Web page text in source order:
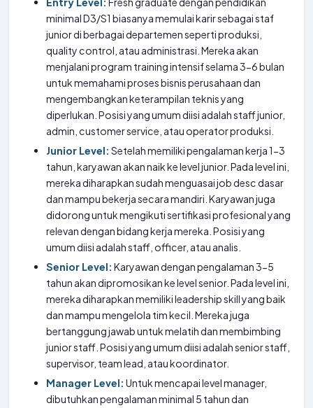
minimal D3/S1 biasanya memulai karir sebagai staf
junior di berbagai departemen seperti produksi,
quality control, atau administrasi. Mereka akan
menjalani program training intensif selama 3-6 bulan
untuk memahami proses bisnis perusahaan dan
mengembangkan keterampilan teknis yang
diperlukan. Posisi yang umum diisi adalah staff junior,
admin, customer service, atau operator produksi.
Junior Level: Setelah memiliki pengalaman kerja 1-3
tahun, karyawan akan naik ke level junior. Pada level ini,
mereka diharapkan sudah menguasai job desc dasar
dan mampu bekerja secara mandiri. Karyawan juga
didorong untuk mengikuti sertifikasi profesional yang
relevan dengan bidang kerja mereka. Posisi yang
umum diisi adalah staff, officer, atau analis.
Senior Level: Karyawan dengan pengalaman 3-5
tahun akan dipromosikan ke level senior. Pada level ini,
mereka diharapkan memiliki leadership skill yang baik
dan mampu mengelola tim kecil. Mereka juga
bertanggung jawab untuk melatih dan membimbing
junior staff. Posisi yang umum diisi adalah senior staff,
supervisor, team lead, atau koordinator.
Manager Level: Untuk mencapai level manager,
dibutuhkan pengalaman minimal 5 tahun dan